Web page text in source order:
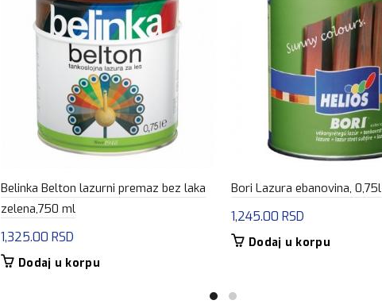
Belinka Belton lazurni premaz bez laka
zelena,750 ml
1,325.00 RSD
Dodaj u korpu
Bori Lazura ebanovina, 0,75l
1,245.00 RSD
Dodaj u korpu